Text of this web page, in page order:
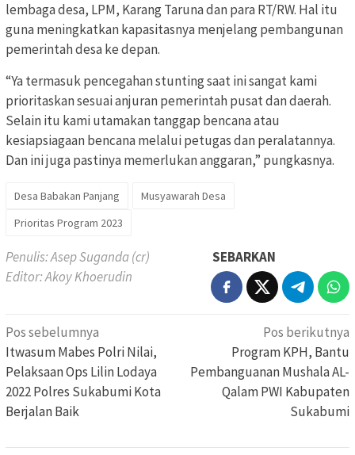
lembaga desa, LPM, Karang Taruna dan para RT/RW. Hal itu
guna meningkatkan kapasitasnya menjelang pembangunan
pemerintah desa ke depan.
“Ya termasuk pencegahan stunting saat ini sangat kami
prioritaskan sesuai anjuran pemerintah pusat dan daerah.
Selain itu kami utamakan tanggap bencana atau
kesiapsiagaan bencana melalui petugas dan peralatannya.
Dan ini juga pastinya memerlukan anggaran,” pungkasnya.
Desa Babakan Panjang
Musyawarah Desa
Prioritas Program 2023
Penulis: Asep Suganda (cr)
Editor: Akoy Khoerudin
SEBARKAN
Navigasi
pos
Pos sebelumnya
Itwasum Mabes Polri Nilai,
Pelaksaan Ops Lilin Lodaya
2022 Polres Sukabumi Kota
Berjalan Baik
Pos berikutnya
Program KPH, Bantu
Pembanguanan Mushala AL-
Qalam PWI Kabupaten
Sukabumi